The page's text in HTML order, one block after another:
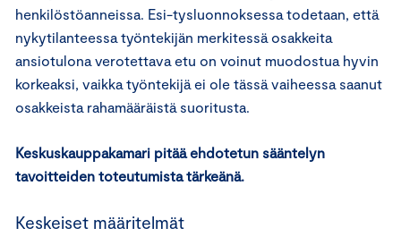
henkilöstöanneissa. Esi-tysluonnoksessa todetaan, että
nykytilanteessa työntekijän merkitessä osakkeita
ansiotulona verotettava etu on voinut muodostua hyvin
korkeaksi, vaikka työntekijä ei ole tässä vaiheessa saanut
osakkeista rahamääräistä suoritusta.
Keskuskauppakamari pitää ehdotetun sääntelyn
tavoitteiden toteutumista tärkeänä.
Keskeiset määritelmät